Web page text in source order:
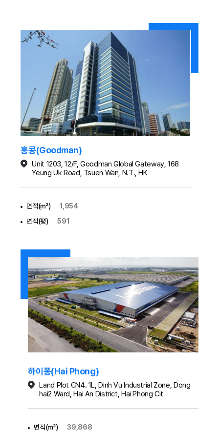
홍콩(Goodman)
Unit 1203, 12/F, Goodman Global Gateway, 168
Yeung Uk Road, Tsuen Wan, N.T., HK
면적(㎡)
1,954
면적(평)
591
하이퐁(Hai Phong)
Land Plot CN4. 1L, Dinh Vu Industrial Zone, Dong
hai2 Ward, Hai An District, Hai Phong Cit
면적(㎡)
39,868